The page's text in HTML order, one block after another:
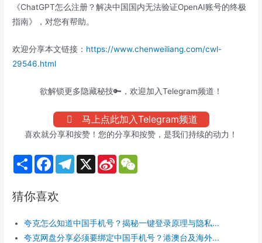
《ChatGPT怎么注册？解决中国国内无法验证OpenAI账号的终极
指南》，对您有帮助。
欢迎分享本文链接： https://www.chenweiliang.com/cwl-
29546.html
欲解锁更多隐藏秘技🔑，欢迎加入Telegram频道！
马上点此加入Telegram频道
喜欢就分享和按赞！您的分享和按赞，是我们持续的动力！
S
h
e
F
b
k
T
m
X
S
b
o
猜你喜欢
夸克怎么知道中国手机号？揭秘一键登录原理与隐私...
夸克网盘分享必须要绑定中国手机号？港澳台及海外...